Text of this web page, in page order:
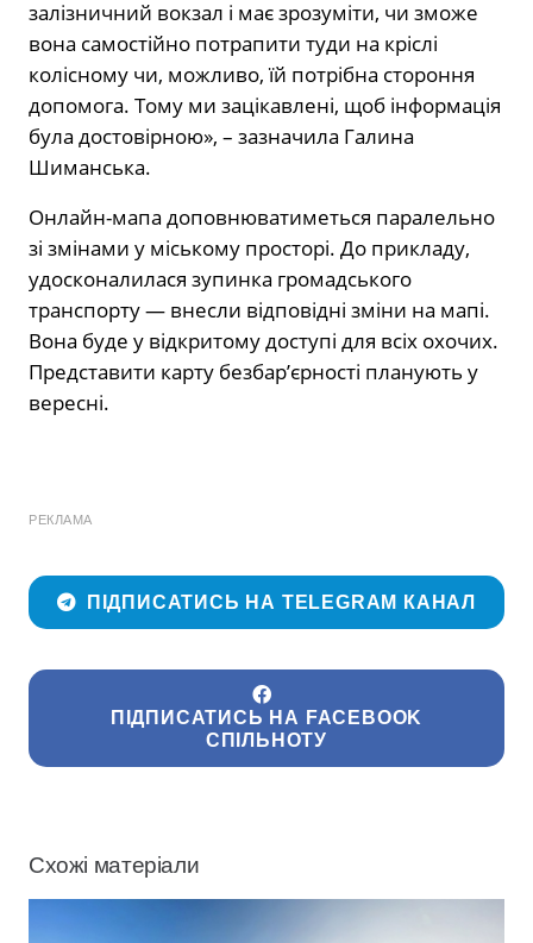
залізничний вокзал і має зрозуміти, чи зможе
вона самостійно потрапити туди на кріслі
колісному чи, можливо, їй потрібна стороння
допомога. Тому ми зацікавлені, щоб інформація
була достовірною», – зазначила Галина
Шиманська.
Онлайн-мапа доповнюватиметься паралельно
зі змінами у міському просторі. До прикладу,
удосконалилася зупинка громадського
транспорту — внесли відповідні зміни на мапі.
Вона буде у відкритому доступі для всіх охочих.
Представити карту безбар’єрності планують у
вересні.
РЕКЛАМА
ПІДПИСАТИСЬ НА TELEGRAM КАНАЛ
ПІДПИСАТИСЬ НА FACEBOOK
СПІЛЬНОТУ
Схожі матеріали